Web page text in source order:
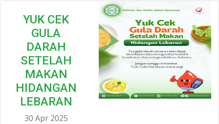
YUK CEK
GULA
DARAH
SETELAH
MAKAN
HIDANGAN
LEBARAN
30 Apr 2025